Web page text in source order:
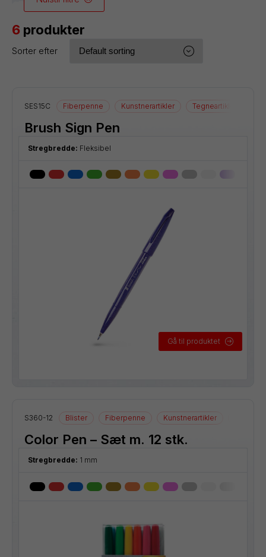
6 produkter
Sorter efter
SES15C Fiberpenne Kunstnerartikler Tegneartikler
Brush Sign Pen
Stregbredde: Fleksibel
Gå til produktet
S360-12 Blister Fiberpenne Kunstnerartikler
Color Pen – Sæt m. 12 stk.
Stregbredde: 1 mm